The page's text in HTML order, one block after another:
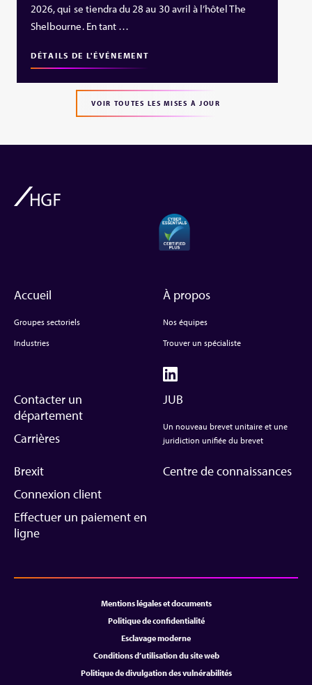
2026, qui se tiendra du 28 au 30 avril à l’hôtel The
Shelbourne. En tant …
DÉTAILS DE L'ÉVÉNEMENT
VOIR TOUTES LES MISES À JOUR
Accueil
Groupes sectoriels
Industries
À propos
Nos équipes
Trouver un spécialiste
Contacter un
département
Carrières
JUB
Un nouveau brevet unitaire et une
juridiction unifiée du brevet
Brexit
Connexion client
Effectuer un paiement en
ligne
Centre de connaissances
Mentions légales et documents
Politique de confidentialité
Esclavage moderne
Conditions d’utilisation du site web
Politique de divulgation des vulnérabilités